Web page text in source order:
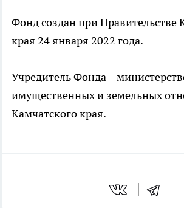
Фонд создан при Правительстве
края 24 января 2022 года.
Учредитель Фонда –
имущественных и земельных
Камчатского края.